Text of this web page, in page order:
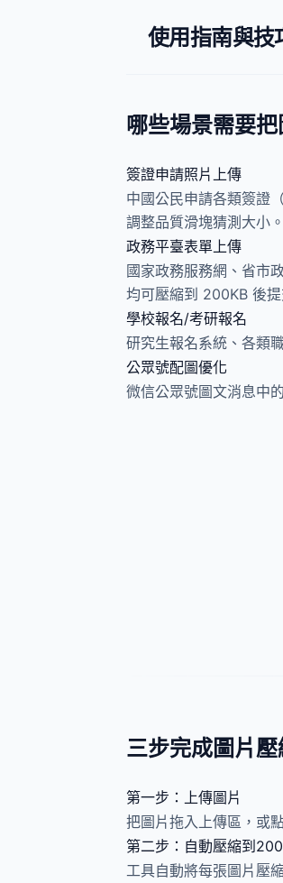
使用指南與技
哪些場景需要
簽證申請照片上傳
中國公民申請各類簽證
調整品質滑塊猜測大小。
政務平臺表單上傳
國家政務服務網、省市
均可壓縮到 200KB 後提
學校報名/考研報名
研究生報名系統、各類
公眾號配圖優化
微信公眾號圖文消息中
三步完成圖片
第一步：上傳圖片
把圖片拖入上傳區，或
第二步：自動壓縮到
工具自動將每張圖片壓